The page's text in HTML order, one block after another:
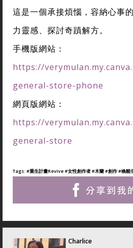
這是一個承接煩惱，容納心事
力靈感、探討奇蹟解方。
手機版網站：
https://
general-store-phone
網頁版網站：
https://
general-store
Tags: #重生計畫Revive#女性創作者#木蘭#創作#喚醒
Charlice